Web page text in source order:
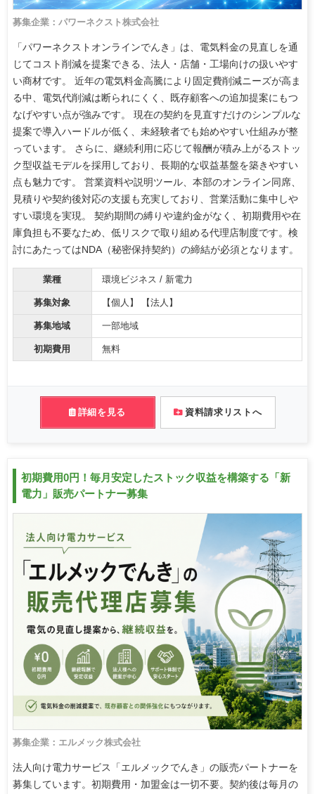
募集企業：パワーネクスト株式会社
「パワーネクストオンラインでんき」は、電気料金の見直しを通
じてコスト削減を提案できる、法人・店舗・工場向けの扱いやす
い商材です。 近年の電気料金高騰により固定費削減ニーズが高ま
る中、電気代削減は断られにくく、既存顧客への追加提案にもつ
なげやすい点が強みです。 現在の契約を見直すだけのシンプルな
提案で導入ハードルが低く、未経験者でも始めやすい仕組みが整
っています。 さらに、継続利用に応じて報酬が積み上がるストッ
ク型収益モデルを採用しており、長期的な収益基盤を築きやすい
点も魅力です。 営業資料や説明ツール、本部のオンライン同席、
見積りや契約後対応の支援も充実しており、営業活動に集中しや
すい環境を実現。 契約期間の縛りや違約金がなく、初期費用や在
庫負担も不要なため、低リスクで取り組める代理店制度です。検
討にあたってはNDA（秘密保持契約）の締結が必須となります。
業種 環境ビジネス / 新電力
募集対象 【個人】 【法人】
募集地域 一部地域
初期費用 無料
詳細を見る 資料請求リストへ
初期費用0円！毎月安定したストック収益を構築する「新
電力」販売パートナー募集
募集企業：エルメック株式会社
法人向け電力サービス「エルメックでんき」の販売パートナーを
募集しています。初期費用・加盟金は一切不要。契約後は毎月の